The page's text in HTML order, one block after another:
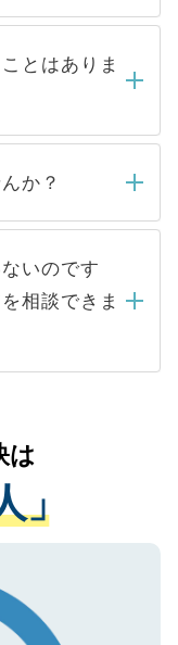
はご連絡をせて
お待ちくださ
ている求人の
らご覧いただ
非公開求人は
は公開してい
のある医療機
が殺到する場
合った人材の
ケースが増え
とはありま
一切ありませ
定をいただい
ん。内定先へ
トナーが行い
か？
ありませんの
トからの登録
個人情報は、
び転職活動の
。お預かりし
ご本人の許可
いての厳密な
みに付与され
得済みです。
心ください。
いのです
相談できま
の状況や紹介
アドバイスを
ご転職をされ
トが可能です
。
は
」